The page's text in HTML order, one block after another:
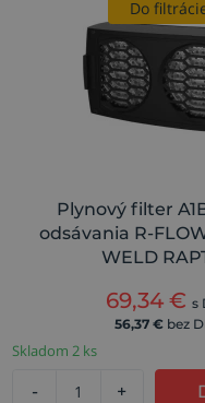
Do
Proti
Plynový filter
odsávania R-
WELD
69,34 € s
56,37 € bez
Skladom 2 ks
- +